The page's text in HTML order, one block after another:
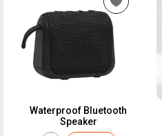
Waterproof Bluetooth
Speaker